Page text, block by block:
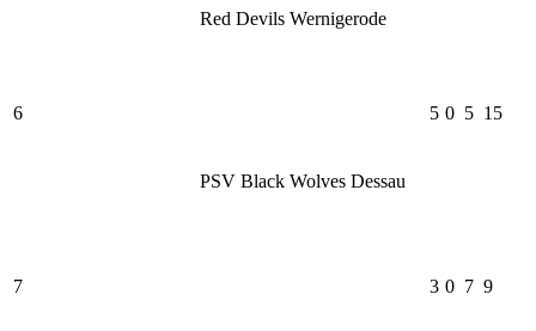
Red Devils Wernigerode
6
PSV Black Wolves Dessau
5 0 5 15
7 3 0 7 9